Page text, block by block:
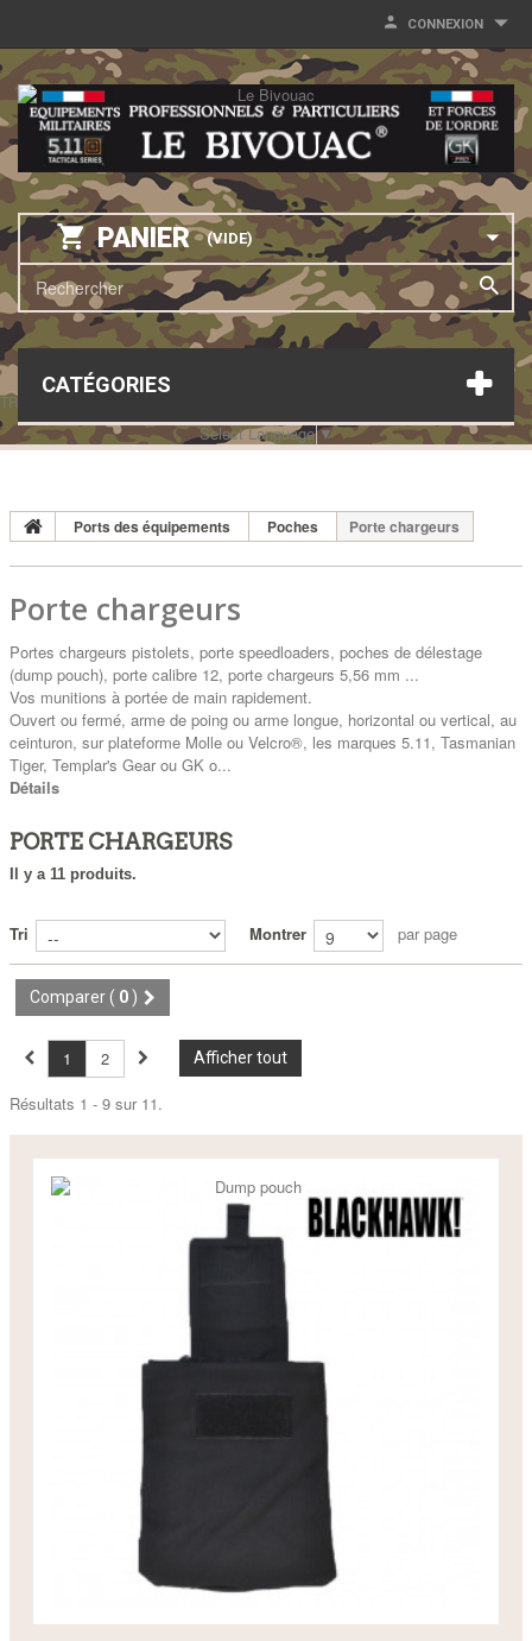
CONNEXION
PANIER (VIDE)
CATÉGORIES
TRANSLATE THIS PAGE
Select Language▼
Ports des équipements Poches Porte chargeurs
Porte chargeurs
Portes chargeurs pistolets, porte speedloaders, poches de délestage
(dump pouch), porte calibre 12, porte chargeurs 5,56 mm ...
Vos munitions à portée de main rapidement.
Ouvert ou fermé, arme de poing ou arme longue, horizontal ou vertical, au
ceinturon, sur plateforme Molle ou Velcro®‎, les marques 5.11, Tasmanian
Tiger, Templar's Gear ou GK o...
Détails
PORTE CHARGEURS
Il y a 11 produits.
Tri Montrer par page
Comparer ( 0 )
Afficher tout
1
2
Résultats 1 - 9 sur 11.